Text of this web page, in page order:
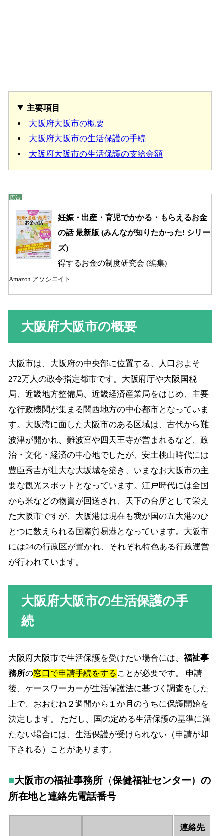
主要項目
大阪府大阪市の概要
大阪府大阪市の生活保護の手続
大阪府大阪市の生活保護の支給金額
妊娠・出産・育児でかかる・もらえるお金
の話 最新版 (みんなが知りたかった! シリー
ズ)
得するお金の制度研究会 (編集)
Amazon アソシエイト
大阪府大阪市の概要
大阪市は、大阪府の中央部に位置する、人口およそ
272万人の政令指定都市です。大阪府庁や大阪国税
局、近畿地方整備局、近畿経済産業局をはじめ、主要
な行政機関が集まる関西地方の中心都市となっていま
す。大阪湾に面した大阪市のある区域は、古代から難
波津が開かれ、難波宮や四天王寺が営まれるなど、政
治・文化・経済の中心地でしたが、安土桃山時代には
豊臣秀吉が壮大な大坂城を築き、いまなお大阪市の主
要な観光スポットとなっています。江戸時代には全国
から米などの物資が回送され、天下の台所として栄え
た大阪市ですが、大阪港は現在も我が国の五大港のひ
とつに数えられる国際貿易港となっています。大阪市
には24の行政区が置かれ、それぞれ特色ある行政運営
が行われています。
大阪府大阪市の生活保護の手
続
大阪府大阪市で生活保護を受けたい場合には、福祉事
務所の窓口で申請手続をする ことが必要です。 申請
後、ケースワーカーが生活保護法に基づく調査をした
上で、おおむね２週間から１か月のうちに保護開始を
決定します。 ただし、国の定める生活保護の基準に満
たない場合には、生活保護が受けられない（申請が却
下される）ことがあります。
大阪市の福祉事務所（保健福祉センター）の
所在地と連絡先電話番号
連絡先